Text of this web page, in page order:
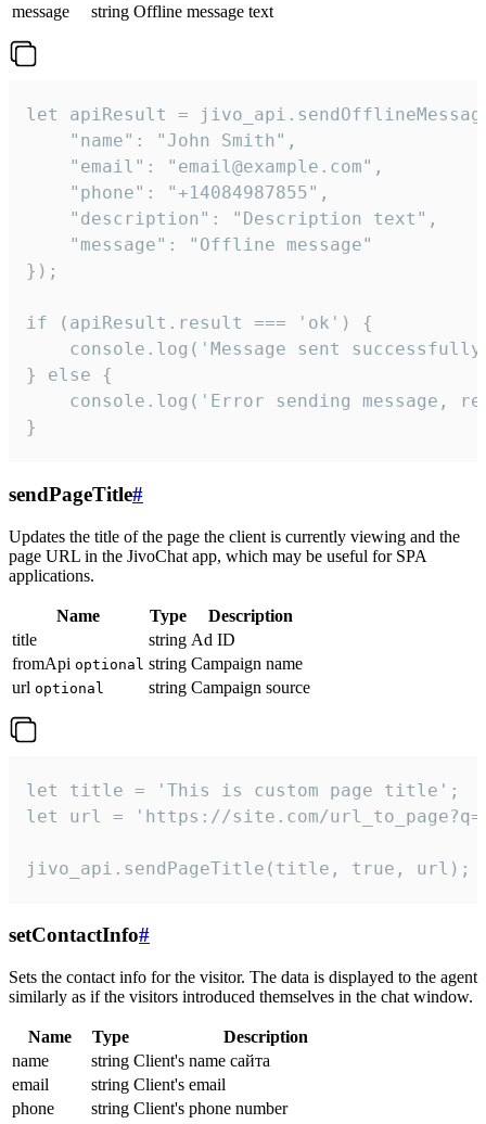
message
string Offline message text
let apiResult =
    "name": "John Smith",
    "email": "email@example.com",
    "phone": "+14084987855",
    "description": "Description text",
    "message": "Offline message"
});
if (apiResult.result === 'ok') {
console.log('Message sent
} else {
console.log('Error sending message,
}
sendPageTitle#
Updates the title of the page the client is currently viewing and the
page URL in the JivoChat app, which may be useful for SPA
applications.
Name Type
Description
title
string Ad ID
fromApi optional string Campaign name
url optional string Campaign source
let title = 'This is custom page title';
let url = 'https://site.com/
jivo_api.sendPageTitle(title, true, url);
setContactInfo#
Sets the contact info for the visitor. The data is displayed to the agent
similarly as if the visitors introduced themselves in the chat window.
Name Type
Description
name
string Client's name сайта
email
string Client's email
phone
string Client's phone number